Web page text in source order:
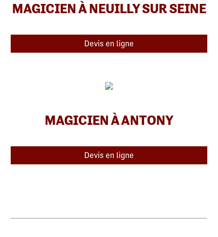
MAGICIEN À NEUILLY SUR SEINE
Devis en ligne
MAGICIEN À ANTONY
Devis en ligne